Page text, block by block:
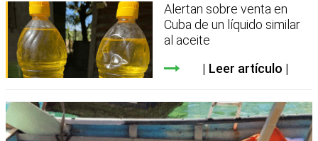
Alertan sobre venta en
Cuba de un líquido similar
al aceite
Leer artículo